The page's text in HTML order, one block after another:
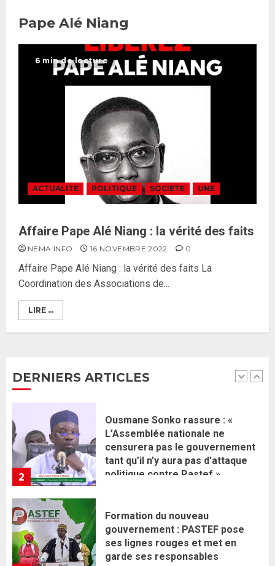
Pape Alé Niang
6 min de lecture
ACTUALITE POLITIQUE SOCIETE UNE
Affaire Pape Alé Niang : la vérité des faits
NEMA INFO 16 NOVEMBRE 2022 0
Affaire Pape Alé Niang : la vérité des faits La
Coordination des Associations de...
LIRE ...
DERNIERS ARTICLES
l’Assemblée nationale : Adji
Mergane Kanouté défend la
majorité parlementaire
Guy Marius Sagna inquiet après la
nomination d’Al Aminou Lo : «
J’espère me tromper »
26 MAI 2026
1
Gouvernement Diomaye II :
Ahmadou Al Aminou Lo dévoile
une équipe de mission de 30
membres
2 JUIN 2026
2
politique contre Pastef »
3
Formation du nouveau
gouvernement : PASTEF pose
ses lignes rouges et met en
garde ses responsables
26 MAI 2026 0
Réintégration de Sonko à
l’Assemblée nationale : Adji
Mergane Kanouté défend la
majorité parlementaire